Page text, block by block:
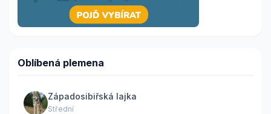
Oblíbená plemena
Západosibiřská lajka
Střední